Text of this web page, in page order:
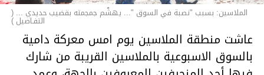
الملاسين: بسبب "نصبة في السوق "... يهشّم جمجمته بقضيب حديدي ... (
التفـاصيل )
عاشت منطقة الملاسين يوم امس معركة دامية
بالسوق الاسبوعية بالملاسين القريبة من شارك